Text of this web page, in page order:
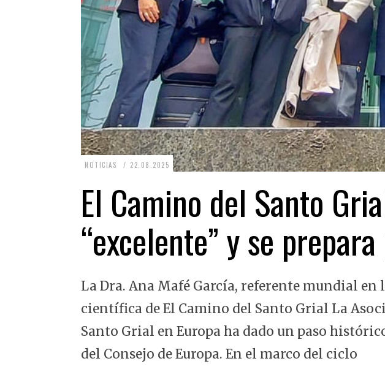
NOTICIAS 22.08.2025 2
.
0
0
2
El Camino del Santo
“excelente” y se
La Dra. Ana Mafé García, referente mundial
científica de El Camino del Santo Grial La
Santo Grial en Europa ha dado un paso
del Consejo de Europa. En el marco del ciclo